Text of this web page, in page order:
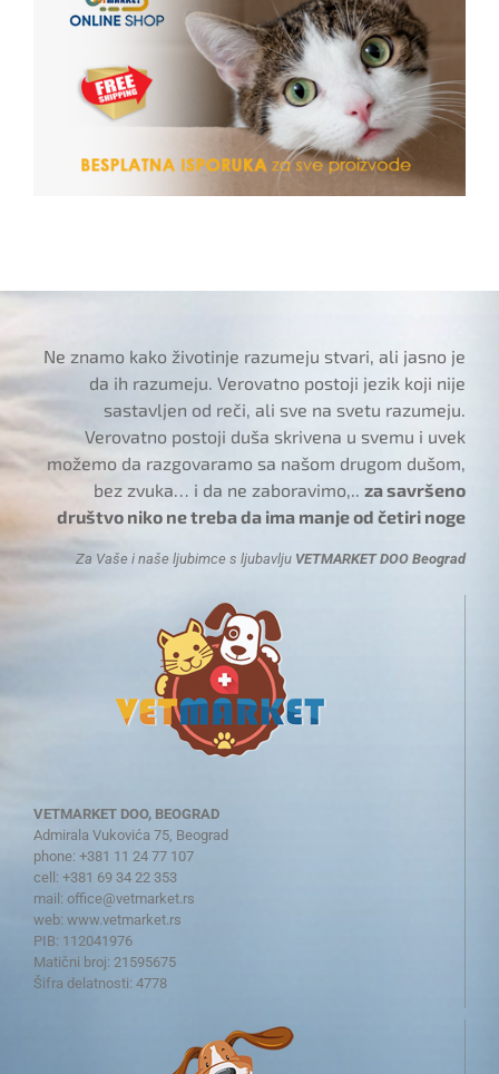
Ne znamo kako životinje razumeju stvari, ali jasno je
da ih razumeju. Verovatno postoji jezik koji nije
sastavljen od reči, ali sve na svetu razumeju.
Verovatno postoji duša skrivena u svemu i uvek
možemo da razgovaramo sa našom drugom dušom,
bez zvuka… i da ne zaboravimo,..za savršeno
društvo niko ne treba da ima manje od četiri noge
Za Vaše i naše ljubimce s ljubavlju VETMARKET DOO Beograd
VETMARKET DOO, BEOGRAD
Admirala Vukovića 75, Beograd
phone: +381 11 24 77 107
cell: +381 69 34 22 353
mail: office@vetmarket.rs
web: www.vetmarket.rs
PIB: 112041976
Matični broj: 21595675
Šifra delatnosti: 4778